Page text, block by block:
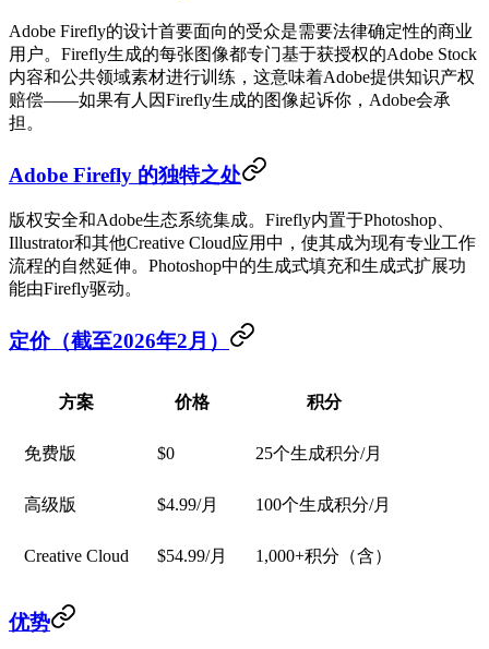
Adobe Firefly的设计首要面向的受众是需要法律确定性的商业
用户。Firefly生成的每张图像都专门基于获授权的Adobe Stock
内容和公共领域素材进行训练，这意味着Adobe提供知识产权
赔偿——如果有人因Firefly生成的图像起诉你，Adobe会承
担。
Adobe Firefly 的独特之处
版权安全和Adobe生态系统集成。Firefly内置于Photoshop、
Illustrator和其他Creative Cloud应用中，使其成为现有专业工作
流程的自然延伸。Photoshop中的生成式填充和生成式扩展功
能由Firefly驱动。
定价（截至2026年2月）
方案 价格 积分
免费版 $0 25个生成积分/月
高级版 $4.99/月 100个生成积分/月
Creative Cloud $54.99/月 1,000+积分（含）
优势